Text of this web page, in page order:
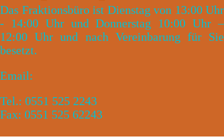
Das Fraktionsbüro ist Dienstag von 13:00 Uhr
- 14:00 Uhr und Donnerstag 10:00 Uhr –
12:00 Uhr und nach Vereinbarung für Sie
besetzt.
Email:
Tel.: 0551 525 2243
Fax: 0551 525 62243